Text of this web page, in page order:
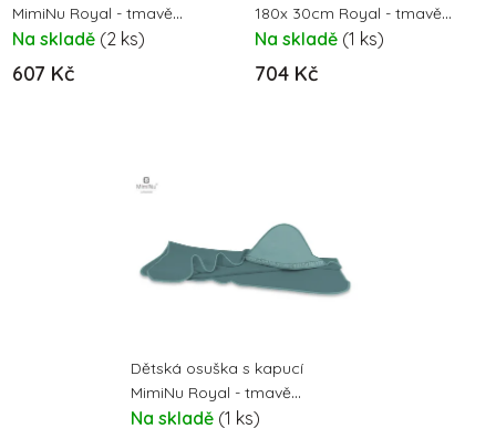
MimiNu Royal - tmavě
mátová
Na skladě (2 ks)
607 Kč
180x 30cm Royal - tmavě
mátová
Na skladě (1 ks)
704 Kč
Dětská osuška s kapucí
MimiNu Royal - tmavě
mátová
Na skladě (1 ks)